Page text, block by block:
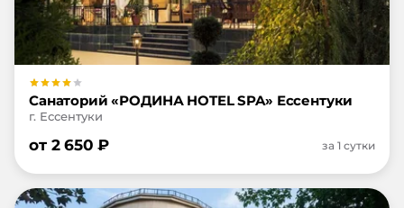
Санаторий «РОДИНА HOTEL SPA» Ессентуки
г. Ессентуки
от 2 650 ₽ за 1 сутки